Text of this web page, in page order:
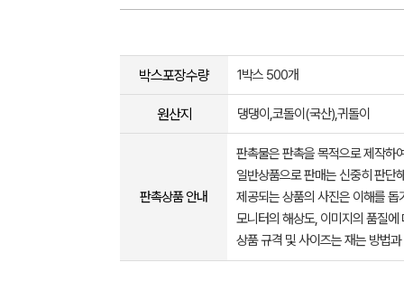
박스포장수량 1박스 500개
원산지 댕댕이,코돌이(국산),귀돌이
판촉상품 안내
판촉물은 판촉을 목적으로 제작하
일반상품으로 판매는 신중히 판단
제공되는 상품의 사진은 이해를
모니터의 해상도, 이미지의 품질
상품 규격 및 사이즈는 재는 방법